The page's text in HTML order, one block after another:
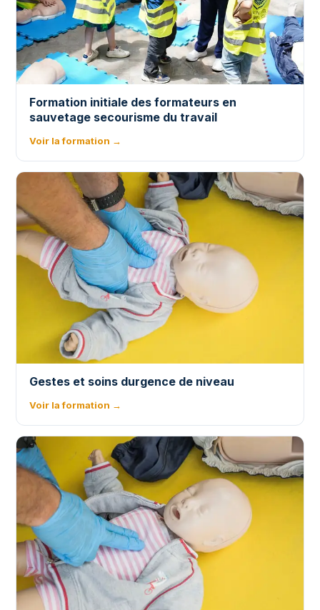
Formation initiale des formateurs en
sauvetage secourisme du travail
Voir la formation →
Gestes et soins durgence de niveau
Voir la formation →